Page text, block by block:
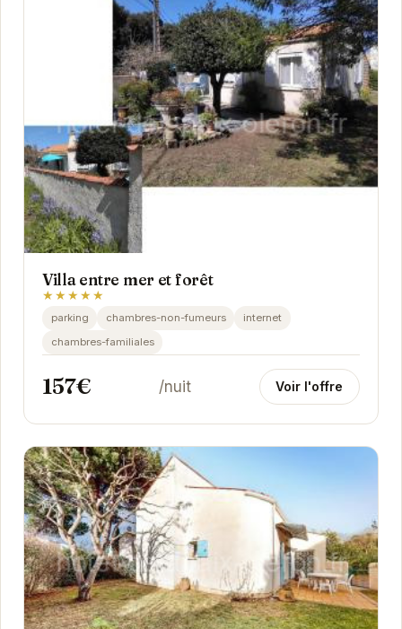
Villa entre mer et forêt
★★★★★
parking chambres-non-fumeurs
internet
chambres-familiales
157€ /nuit Voir l'offre